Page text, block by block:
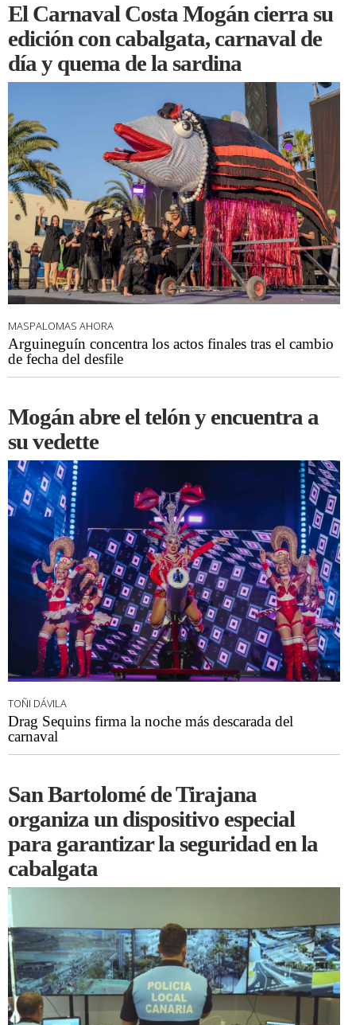
El Carnaval Costa Mogán cierra su
edición con cabalgata, carnaval de
día y quema de la sardina
MASPALOMAS AHORA
Arguineguín concentra los actos finales tras el cambio
de fecha del desfile
Mogán abre el telón y encuentra a
su vedette
TOÑI DÁVILA
Drag Sequins firma la noche más descarada del
carnaval
San Bartolomé de Tirajana
organiza un dispositivo especial
para garantizar la seguridad en la
cabalgata